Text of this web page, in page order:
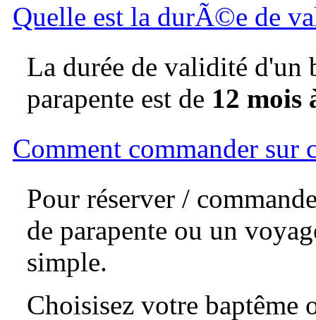
Quelle est la durÃ©e de
La durée de validité d'un
parapente est de 12 mois
Comment commander sur
Pour réserver /
de parapente ou un
simple.
Choisisez votre baptême